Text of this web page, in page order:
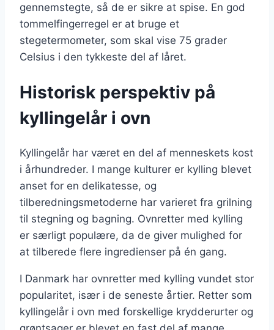
gennemstegte, så de er sikre at spise. En god
tommelfingerregel er at bruge et
stegetermometer, som skal vise 75 grader
Celsius i den tykkeste del af låret.
Historisk perspektiv på
kyllingelår i ovn
Kyllingelår har været en del af menneskets kost
i århundreder. I mange kulturer er kylling blevet
anset for en delikatesse, og
tilberedningsmetoderne har varieret fra grilning
til stegning og bagning. Ovnretter med kylling
er særligt populære, da de giver mulighed for
at tilberede flere ingredienser på én gang.
I Danmark har ovnretter med kylling vundet stor
popularitet, især i de seneste årtier. Retter som
kyllingelår i ovn med forskellige krydderurter og